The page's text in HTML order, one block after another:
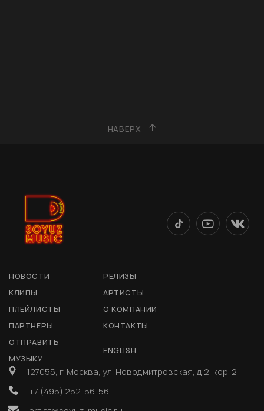
НАВЕРХ
НОВОСТИ
РЕЛИЗЫ
КЛИПЫ
АРТИСТЫ
ПЛЕЙЛИСТЫ
О КОМПАНИИ
ПАРТНЕРЫ
КОНТАКТЫ
ОТПРАВИТЬ
МУЗЫКУ
ENGLISH
127055, г. Москва, ул. Новодмитровская, д 2, кор. 2
+7 (495) 252-56-56